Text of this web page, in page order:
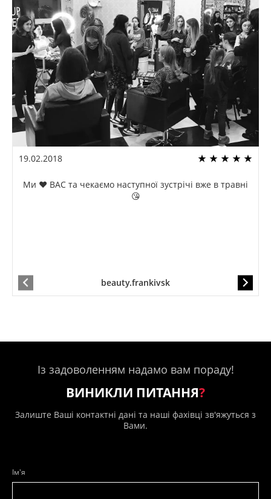
19.02.2018
Ми ❤️ ВАС та чекаємо наступної зустрічі вже в травні
😘
beauty.frankivsk
Із задоволенням надамо вам пораду!
ВИНИКЛИ ПИТАННЯ?
Залиште Ваші контактні дані та наші фахівці зв'яжуться з
Вами.
Ім'я